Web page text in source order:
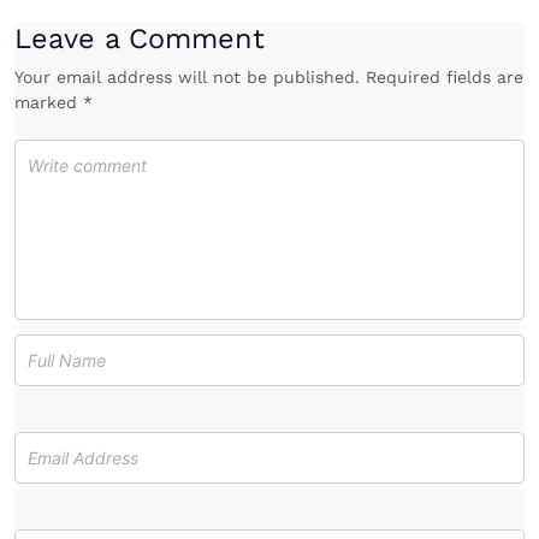
Leave a Comment
Your email address will not be published. Required fields are
marked *